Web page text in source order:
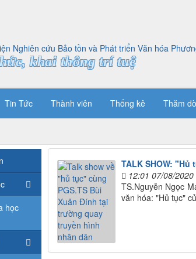
khai thông trí tuệ
Tin Tức Thành viên Thống kê Thăm
TALK SHOW:
12:01 07/08/2020
TS.Nguyễn Ngọc
văn hóa: "Hủ tục"
học